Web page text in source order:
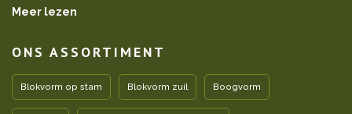
Meer lezen
ONS ASSORTIMENT
Blokvorm op stam Blokvorm zuil Boogvorm